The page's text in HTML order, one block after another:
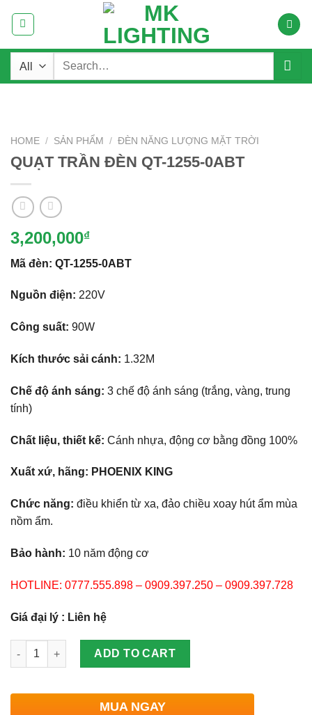
for:
HOME / SẢN PHẨM / ĐÈN NĂNG LƯỢNG MẶT TRỜI
QUẠT TRẦN ĐÈN QT-1255-0ABT
3,200,000₫
Mã đèn: QT-1255-0ABT
Nguồn điện: 220V
Công suất: 90W
Kích thước sải cánh: 1.32M
Chế độ ánh sáng: 3 chế độ ánh sáng (trắng, vàng, trung
tính)
Chất liệu, thiết kế: Cánh nhựa, động cơ bằng đồng 100%
Xuất xứ, hãng: PHOENIX KING
Chức năng: điều khiển từ xa, đảo chiều xoay hút ẩm mùa
nồm ẩm.
Bảo hành: 10 năm động cơ
HOTLINE: 0777.555.898 – 0909.397.250 – 0909.397.728
Giá đại lý : Liên hệ
Quantity
ADD TO CART
MUA NGAY